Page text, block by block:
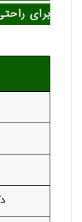
برای